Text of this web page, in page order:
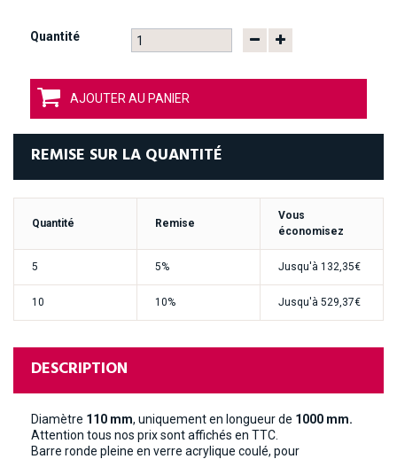
Quantité
AJOUTER AU PANIER
REMISE SUR LA QUANTITÉ
Quantité Remise
Vous
économisez
5 5% Jusqu'à 132,35€
10 10% Jusqu'à 529,37€
DESCRIPTION
Diamètre 110 mm, uniquement en longueur de 1000 mm.
Attention tous nos prix sont affichés en TTC.
Barre ronde pleine en verre acrylique coulé, pour